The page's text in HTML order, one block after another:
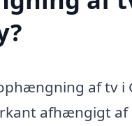
af tv i
afhængigt